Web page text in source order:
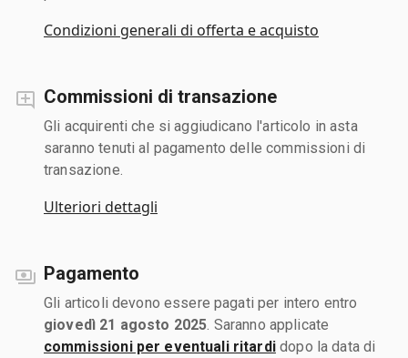
Condizioni generali di offerta e acquisto
Commissioni di transazione
Gli acquirenti che si aggiudicano l'articolo in asta
saranno tenuti al pagamento delle commissioni di
transazione.
Ulteriori dettagli
Pagamento
Gli articoli devono essere pagati per intero entro
giovedì 21 agosto 2025 . Saranno applicate
commissioni per eventuali ritardidopo la data di